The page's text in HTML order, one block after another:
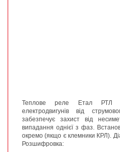
Теплове реле Етал РТЛ
електродвигунів від
забезпечує захист від
випадання однієї з фаз.
окремо (якщо є клемники КРЛ).
Розшифровка: